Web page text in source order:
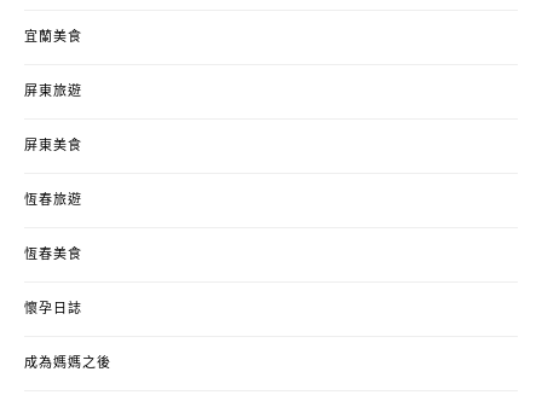
宜蘭美食
屏東旅遊
屏東美食
恆春旅遊
恆春美食
懷孕日誌
成為媽媽之後